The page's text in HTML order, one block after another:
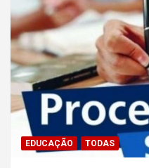
EDUCAÇÃO TODAS